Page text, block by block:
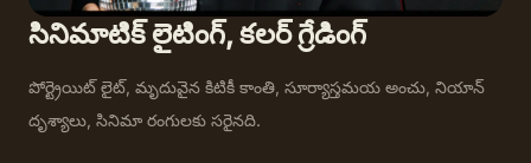
సినిమాటిక్ లైటింగ్, కలర్ గ్రేడింగ్
పోర్ట్రెయిట్ లైట్, మృదువైన కిటికీ కాంతి, సూర్యాస్తమయ అంచు, నియాన్
దృశ్యాలు, సినిమా రంగులకు సరైనది.